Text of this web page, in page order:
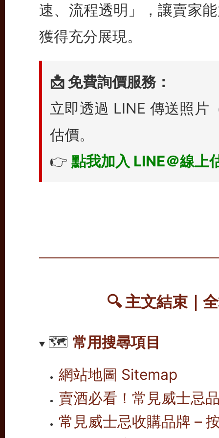
速、流程透明」，讓賣家
獲得充分展現。
📩 免費詢價服務：
立即透過 LINE 傳送照片
估價。
👉 點我加入 LINE＠線上
🔍主文結束｜
🗺️ 常用搜尋項目
網站地圖 Sitemap
賣酒必看！常見威士忌
常見威士忌收購品牌 –